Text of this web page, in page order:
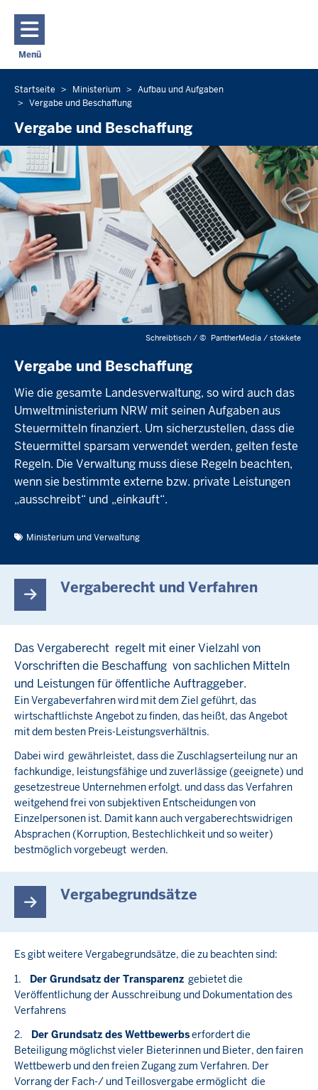
Menü
Navigation aktivieren/deaktivieren: Hauptmenü
Sie
befinden
sich
hier
Startseite Ministerium
Aufbau und Aufgaben
Vergabe und Beschaffung
Vergabe und Beschaffung
Schreibtisch /© PantherMedia / stokkete
Vergabe und Beschaffung
Wie die gesamte Landesverwaltung, so wird auch das
Umweltministerium NRW mit seinen Aufgaben aus
Steuermitteln finanziert. Um sicherzustellen, dass die
Steuermittel sparsam verwendet werden, gelten feste
Regeln. Die Verwaltung muss diese Regeln beachten,
wenn sie bestimmte externe bzw. private Leistungen
„ausschreibt“ und „einkauft“.
Ministerium und Verwaltung
Vergaberecht und Verfahren
Das Vergaberecht regelt mit einer Vielzahl von
Vorschriften die Beschaffung von sachlichen Mitteln
und Leistungen für öffentliche Auftraggeber.
Ein Vergabeverfahren wird mit dem Ziel geführt, das
wirtschaftlichste Angebot zu finden, das heißt, das Angebot
mit dem besten Preis-Leistungsverhältnis.
Dabei wird gewährleistet, dass die Zuschlagserteilung nur an
fachkundige, leistungsfähige und zuverlässige (geeignete) und
gesetzestreue Unternehmen erfolgt. und dass das Verfahren
weitgehend frei von subjektiven Entscheidungen von
Einzelpersonen ist. Damit kann auch vergaberechtswidrigen
Absprachen (Korruption, Bestechlichkeit und so weiter)
bestmöglich vorgebeugt werden.
Vergabegrundsätze
Es gibt weitere Vergabegrundsätze, die zu beachten sind:
1. Der Grundsatz der Transparenz gebietet die
Veröffentlichung der Ausschreibung und Dokumentation des
Verfahrens
2. Der Grundsatz des Wettbewerbserfordert die
Beteiligung möglichst vieler Bieterinnen und Bieter, den fairen
Wettbewerb und den freien Zugang zum Verfahren. Der
Vorrang der Fach-/ und Teillosvergabe ermöglicht die